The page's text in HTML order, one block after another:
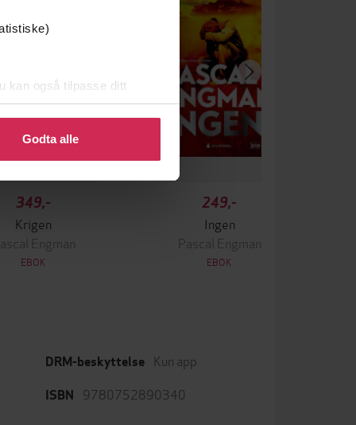
kan også tilpasse ditt
eller endre ditt samtykke.
Godta alle
349,-
Krigen
Engman
EBOK
249,-
Ingen
Pascal Engman
EBOK
DRM-beskyttelse Kun app
ISBN 9780752890340